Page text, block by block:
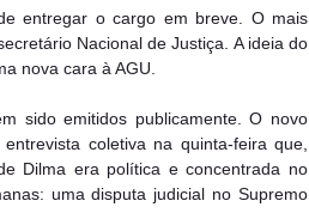
entregar o cargo em breve. O mais
Nacional de Justiça. A ideia do
nova cara à AGU.
sido emitidos publicamente. O novo
coletiva na quinta-feira que,
Dilma era política e concentrada no
uma disputa judicial no Supremo